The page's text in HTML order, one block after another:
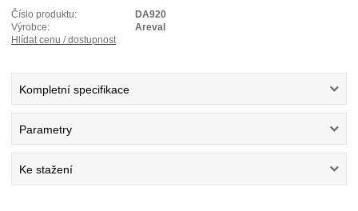
Číslo produktu:
DA920
Výrobce:
Areval
Hlídat cenu / dostupnost
Kompletní specifikace
Parametry
Ke stažení